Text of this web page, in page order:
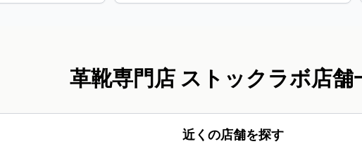
革靴専門店 ストックラボ店舗
近くの店舗を探す